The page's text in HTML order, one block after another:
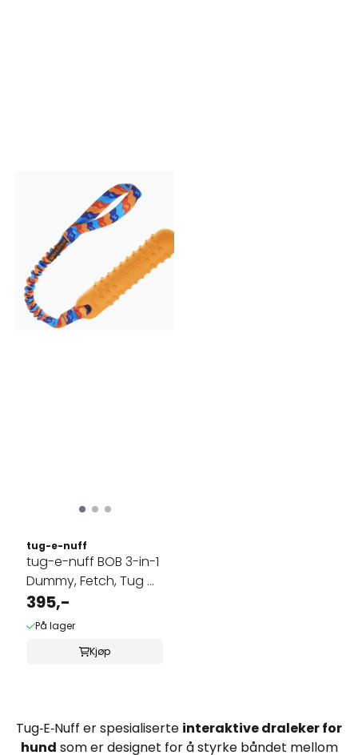
tug-e-nuff
tug-e-nuff BOB 3-in-1
Dummy, Fetch, Tug &
Float
395,-
På lager
Kjøp
Tug‑E‑Nuff er spesialiserte interaktive draleker for
hund som er designet for å styrke båndet mellom